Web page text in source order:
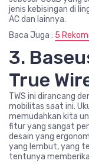
jenis kebisingan di
AC dan lainnya.
Baca Juga : 5
3.
True
TWS ini dirancang
mobilitas saat ini.
memudahkan kita
fitur yang sangat
desain yang
yang lembut, yang
tentunya